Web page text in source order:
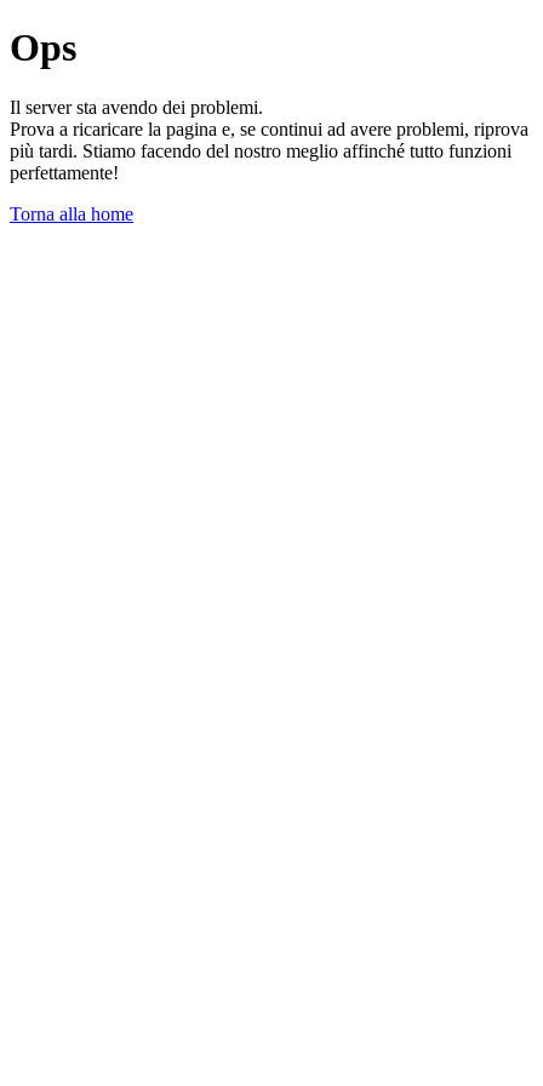
Ops
Il server sta avendo dei problemi.
Prova a ricaricare la pagina e, se continui ad avere problemi, riprova
più tardi. Stiamo facendo del nostro meglio affinché tutto funzioni
perfettamente!
Torna alla home